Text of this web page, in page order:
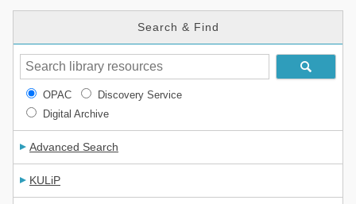
Search & Find
OPAC
Discovery Service
Digital Archive
Advanced Search
KULiP